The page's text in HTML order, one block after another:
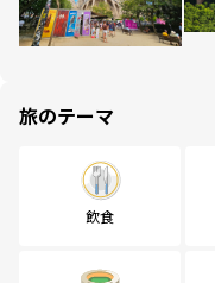
旅のテーマ
飲食